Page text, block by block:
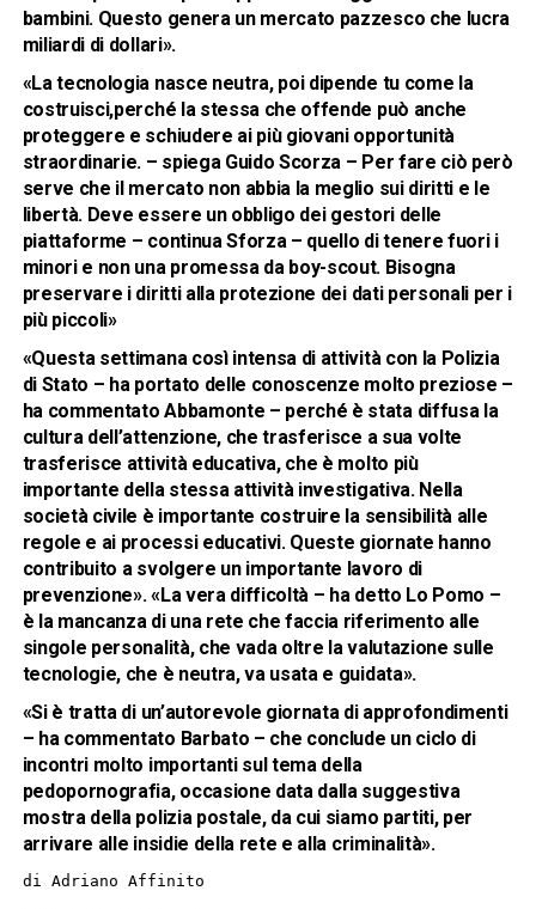
bambini. Questo genera un mercato pazzesco che lucra
miliardi di dollari».
«La tecnologia nasce neutra, poi dipende tu come la
costruisci,perché la stessa che offende può anche
proteggere e schiudere ai più giovani opportunità
straordinarie. – spiega Guido Scorza – Per fare ciò però
serve che il mercato non abbia la meglio sui diritti e le
libertà. Deve essere un obbligo dei gestori delle
piattaforme – continua Sforza – quello di tenere fuori i
minori e non una promessa da boy-scout. Bisogna
preservare i diritti alla protezione dei dati personali per i
più piccoli»
«Questa settimana così intensa di attività con la Polizia
di Stato – ha portato delle conoscenze molto preziose –
ha commentato Abbamonte – perché è stata diffusa la
cultura dell’attenzione, che trasferisce a sua volte
trasferisce attività educativa, che è molto più
importante della stessa attività investigativa. Nella
società civile è importante costruire la sensibilità alle
regole e ai processi educativi. Queste giornate hanno
contribuito a svolgere un importante lavoro di
prevenzione». «La vera difficoltà – ha detto Lo Pomo –
è la mancanza di una rete che faccia riferimento alle
singole personalità, che vada oltre la valutazione sulle
tecnologie, che è neutra, va usata e guidata».
«Si è tratta di un’autorevole giornata di approfondimenti
– ha commentato Barbato – che conclude un ciclo di
incontri molto importanti sul tema della
pedopornografia, occasione data dalla suggestiva
mostra della polizia postale, da cui siamo partiti, per
arrivare alle insidie della rete e alla criminalità».
di Adriano Affinito